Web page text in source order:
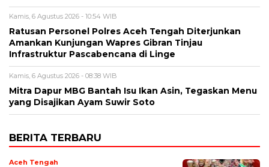
Kamis, 6 Agustus 2026 - 10:54 WIB
Ratusan Personel Polres Aceh Tengah Diterjunkan
Amankan Kunjungan Wapres Gibran Tinjau
Infrastruktur Pascabencana di Linge
Kamis, 6 Agustus 2026 - 08:38 WIB
‎Mitra Dapur MBG Bantah Isu Ikan Asin, Tegaskan Menu
yang Disajikan Ayam Suwir Soto
BERITA TERBARU
Aceh Tengah